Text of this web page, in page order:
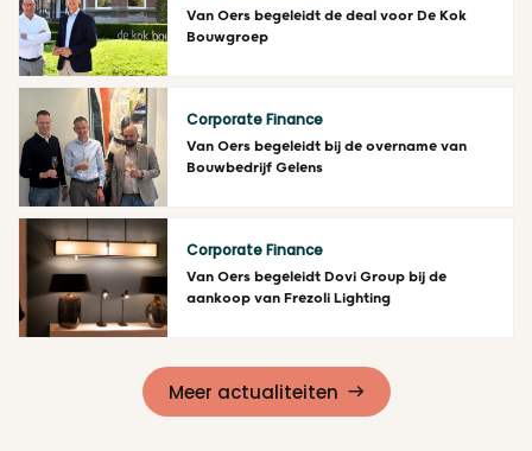
Lees meer
Van Oers begeleidt de deal voor De Kok
Bouwgroep
Lees meer
Corporate Finance
Van Oers begeleidt bij de overname van
Bouwbedrijf Gelens
Corporate Finance
Van Oers begeleidt Dovi Group bij de
aankoop van Frezoli Lighting
Meer actualiteiten